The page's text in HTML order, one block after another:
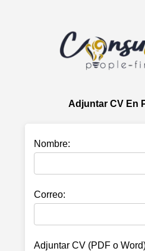
Adjuntar CV En
Nombre:
Correo:
Adjuntar CV (PDF o